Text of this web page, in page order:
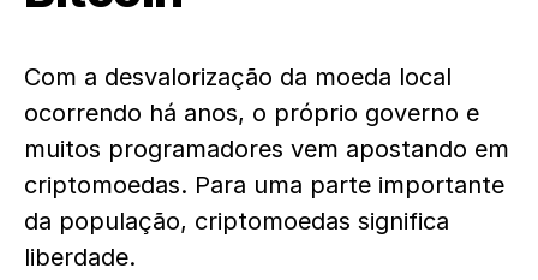
Com a desvalorização da moeda local
ocorrendo há anos, o próprio governo e
muitos programadores vem apostando em
criptomoedas. Para uma parte importante
da população, criptomoedas significa
liberdade.